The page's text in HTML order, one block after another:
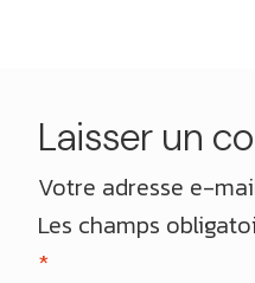
Laisser un
Votre adresse e-
Les champs
*